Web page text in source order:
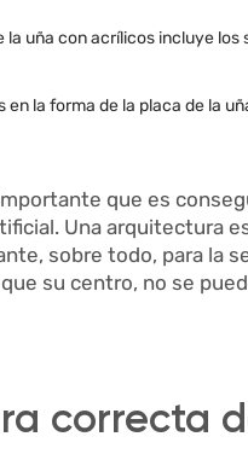
uña con acrílicos incluye los
la forma de la placa de la
que es
Una arquitectura
sobre todo, para la
su centro, no se
correcta